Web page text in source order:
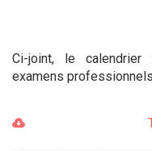
Ci-joint, le
examens